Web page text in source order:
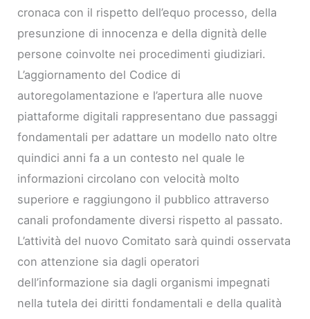
cronaca con il rispetto dell’equo processo, della
presunzione di innocenza e della dignità delle
persone coinvolte nei procedimenti giudiziari.
L’aggiornamento del Codice di
autoregolamentazione e l’apertura alle nuove
piattaforme digitali rappresentano due passaggi
fondamentali per adattare un modello nato oltre
quindici anni fa a un contesto nel quale le
informazioni circolano con velocità molto
superiore e raggiungono il pubblico attraverso
canali profondamente diversi rispetto al passato.
L’attività del nuovo Comitato sarà quindi osservata
con attenzione sia dagli operatori
dell’informazione sia dagli organismi impegnati
nella tutela dei diritti fondamentali e della qualità